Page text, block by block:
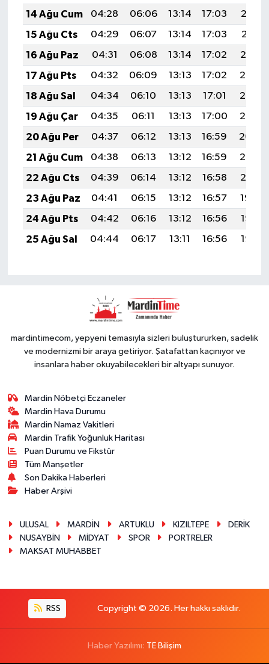
14 Ağu Cum
04:28 06:06 13:14 17:03
20:12
15 Ağu Cts
04:29 06:07 13:14 17:03
20:11
16 Ağu Paz
04:31 06:08 13:14 17:02
20:10
17 Ağu Pts
04:32 06:09 13:13 17:02
20:08
18 Ağu Sal
04:34 06:10 13:13 17:01
20:07
19 Ağu Çar
04:35 06:11 13:13 17:00
20:05
20 Ağu Per
04:37 06:12 13:13 16:59
20:04
21 Ağu Cum
04:38 06:13 13:12 16:59
20:02
22 Ağu Cts
04:39 06:14 13:12 16:58
20:01
23 Ağu Paz
04:41 06:15 13:12 16:57
19:59
24 Ağu Pts
04:42 06:16 13:12 16:56
19:58
25 Ağu Sal
04:44 06:17 13:11 16:56 19:56
mardintimecom, yepyeni temasıyla sizleri buluştururken, sadelik
ve modernizmi bir araya getiriyor. Şatafattan kaçınıyor ve
insanlara haber okuyabilecekleri bir altyapı sunuyor.
Mardin Nöbetçi Eczaneler
Mardin Hava Durumu
Mardin Namaz Vakitleri
Mardin Trafik Yoğunluk Haritası
Puan Durumu ve Fikstür
Tüm Manşetler
Son Dakika Haberleri
Haber Arşivi
ULUSAL MARDİN ARTUKLU KIZILTEPE
DERİK
NUSAYBİN
MİDYAT SPOR
PORTRELER
MAKSAT MUHABBET
RSS Copyright © 2026. Her hakkı saklıdır.
Haber Yazılımı: TE Bilişim